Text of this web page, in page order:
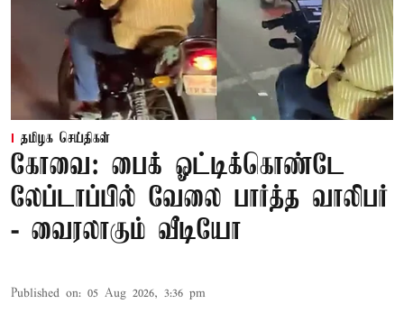
தமிழக செய்திகள்
கோவை: பைக் ஓட்டிக்கொண்டே
லேப்டாப்பில் வேலை பார்த்த வாலிபர்
- வைரலாகும் வீடியோ
Published on: 05 Aug 2026, 3:36 pm